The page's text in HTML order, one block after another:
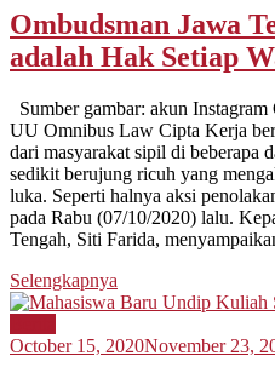
Ombudsman Jawa
adalah Hak Setiap
Sumber gambar: akun Instagram
UU Omnibus Law Cipta Kerja
dari masyarakat sipil di beberapa
sedikit berujung ricuh yang
luka. Seperti halnya aksi
pada Rabu (07/10/2020) lalu.
Tengah, Siti Farida,
Selengkapnya
October 15, 2020November 23,